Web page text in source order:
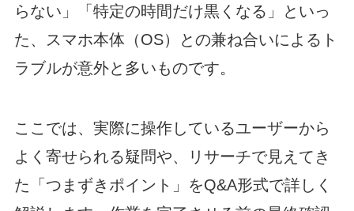
らない」「特定の時間だけ黒くなる」といっ
た、スマホ本体（OS）との兼ね合いによるト
ラブルが意外と多いものです。
ここでは、実際に操作しているユーザーから
よく寄せられる疑問や、リサーチで見えてき
た「つまずきポイント」をQ&A形式で詳しく